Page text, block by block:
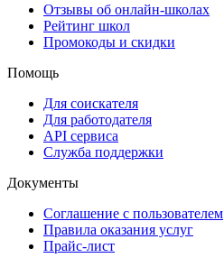
Отзывы об онлайн-школах
Рейтинг школ
Промокоды и скидки
Помощь
Для соискателя
Для работодателя
API сервиса
Служба поддержки
Документы
Соглашение с пользователем
Правила оказания услуг
Прайс-лист